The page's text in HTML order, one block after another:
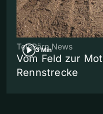
3 Min
TeleBärn News
Vom Feld zur
Rennstrecke